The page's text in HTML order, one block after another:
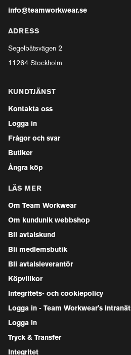
info@teamworkwear.se
ADRESS
Segelbåtsvägen 2
11264 Stockholm
KUNDTJÄNST
Kontakta oss
Logga in
Frågor och svar
Butiker
Ångra köp
LÄS MER
Om Team Workwear
Om kundunik webbshop
Bli avtalskund
Bli medlemsbutik
Bli avtalsleverantör
Köpvillkor
Integritets- och cookiepolicy
Logga in - Team Workwear's intranät
Logga in
Tryck & Transfer
Integritet